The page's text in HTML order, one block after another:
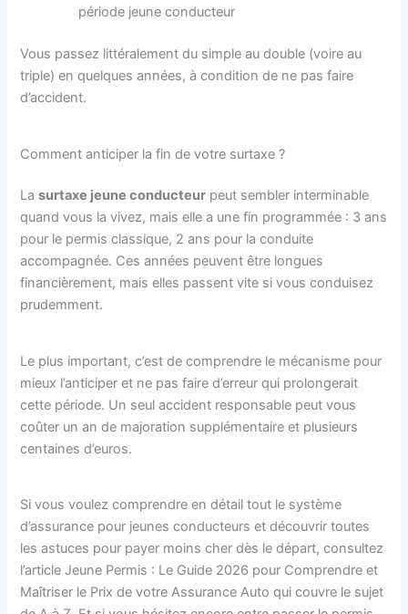
période jeune conducteur
Vous passez littéralement du simple au double (voire au
triple) en quelques années, à condition de ne pas faire
d’accident.
Comment anticiper la fin de votre surtaxe ?
Lasurtaxe jeune conducteur peut sembler interminable
quand vous la vivez, mais elle a une fin programmée : 3 ans
pour le permis classique, 2 ans pour la conduite
accompagnée. Ces années peuvent être longues
financièrement, mais elles passent vite si vous conduisez
prudemment.
Le plus important, c’est de comprendre le mécanisme pour
mieux l’anticiper et ne pas faire d’erreur qui prolongerait
cette période. Un seul accident responsable peut vous
coûter un an de majoration supplémentaire et plusieurs
centaines d’euros.
Si vous voulez comprendre en détail tout le système
d’assurance pour jeunes conducteurs et découvrir toutes
les astuces pour payer moins cher dès le départ, consultez
l’article Jeune Permis : Le Guide 2026 pour Comprendre et
Maîtriser le Prix de votre Assurance Auto qui couvre le sujet